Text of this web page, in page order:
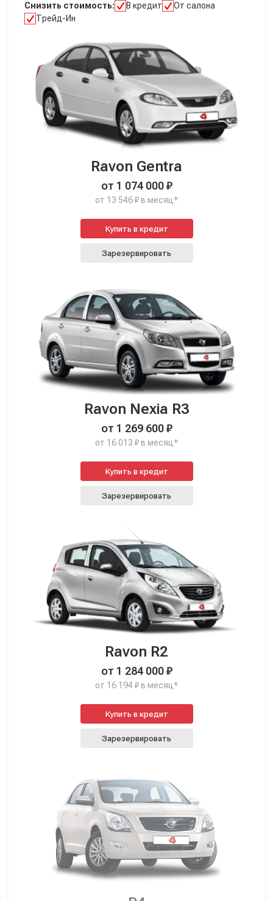
Снизить стоимость: В кредит
От салона
Трейд-Ин
Ravon Gentra
от 1 074 000 ₽
от 13 546 ₽ в месяц*
Купить в кредит
Зарезервировать
Ravon Nexia R3
от 1 269 600 ₽
от 16 013 ₽ в месяц*
Купить в кредит
Зарезервировать
Ravon R2
от 1 284 000 ₽
от 16 194 ₽ в месяц*
Купить в кредит
Зарезервировать